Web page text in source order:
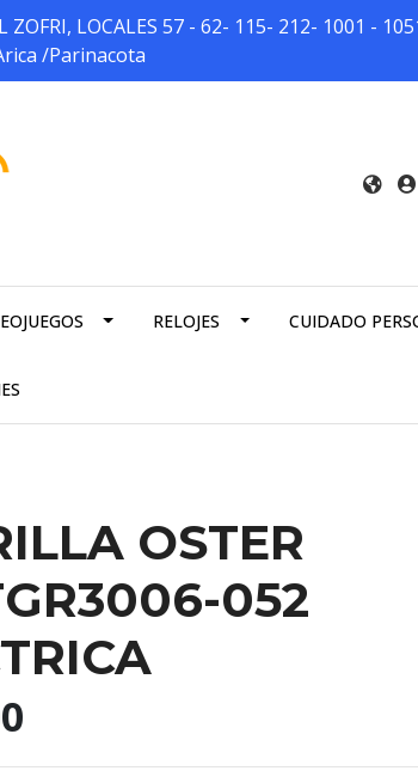
ZOFRI, LOCALES 57 - 62- 115- 212- 1001 -
/Parinacota
RELOJES CUIDADO
OSTER
052